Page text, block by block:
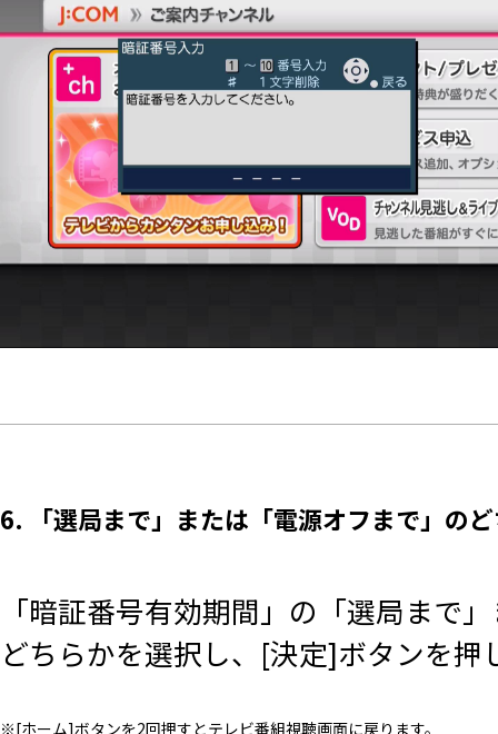
6. 「選局まで」または「電源オフまで」の
「暗証番号有効期間」の「選局まで
どちらかを選択し、[決定]ボタンを押
※[ホーム]ボタンを2回押すとテレビ番組視聴画面に戻ります。